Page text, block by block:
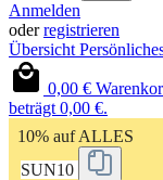
Anmelden
oderregistrieren
Übersicht
0,00 €
beträgt 0,00 €.
10% auf ALLES
SUN10